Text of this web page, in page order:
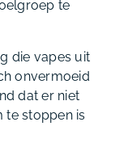
te
die vapes uit
onvermoeid
dat er niet
te stoppen is